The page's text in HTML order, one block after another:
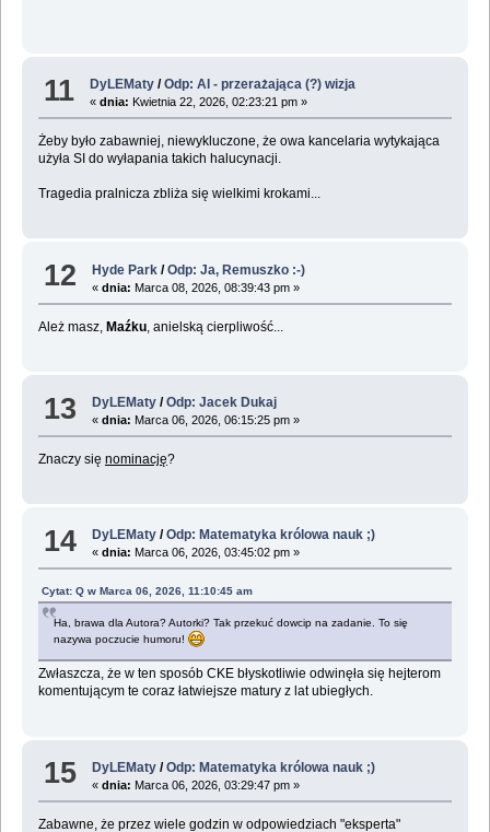
11 DyLEMaty /Odp: AI - przerażająca (?) wizja
«dnia: Kwietnia 22, 2026, 02:23:21 pm »
Żeby było zabawniej, niewykluczone, że owa kancelaria wytykająca
użyła SI do wyłapania takich halucynacji.
Tragedia pralnicza zbliża się wielkimi krokami...
12 Hyde Park /Odp: Ja, Remuszko :-)
«dnia: Marca 08, 2026, 08:39:43 pm »
Ależ masz, Maźku, anielską cierpliwość...
13 DyLEMaty /Odp: Jacek Dukaj
«dnia: Marca 06, 2026, 06:15:25 pm »
Znaczy się nominację?
14 DyLEMaty /Odp: Matematyka królowa nauk ;)
«dnia: Marca 06, 2026, 03:45:02 pm »
Cytat: Q w Marca 06, 2026, 11:10:45 am
Ha, brawa dla Autora? Autorki? Tak przekuć dowcip na zadanie. To się
nazywa poczucie humoru!
Zwłaszcza, że w ten sposób CKE błyskotliwie odwinęła się hejterom
komentującym te coraz łatwiejsze matury z lat ubiegłych.
15 DyLEMaty /Odp: Matematyka królowa nauk ;)
«dnia: Marca 06, 2026, 03:29:47 pm »
Zabawne, że przez wiele godzin w odpowiedziach "eksperta"